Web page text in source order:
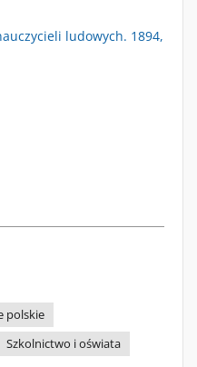
ludowych. 1894,
polskie
Szkolnictwo i oświata